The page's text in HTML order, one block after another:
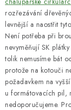
Moje objednávka
rozřezávání
levnější a naostřit
Není potřeba při
nevyměňují SK
tolik nemusíme bát
protože na kotouči
požadavkem na
u formátovacích pil,
nedoporučujeme.